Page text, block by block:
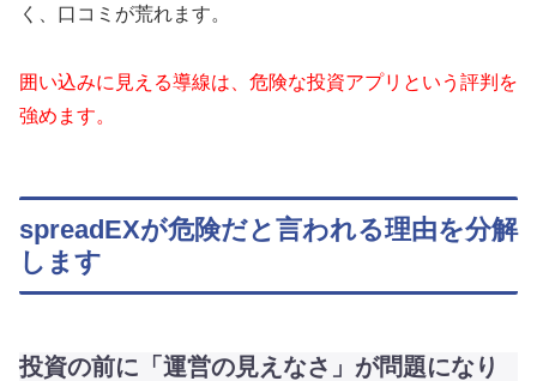
く、口コミが荒れます。
囲い込みに見える導線は、危険な投資アプリという評判を
強めます。
spreadEXが危険だと言われる理由を分解
します
投資の前に「運営の見えなさ」が問題になり